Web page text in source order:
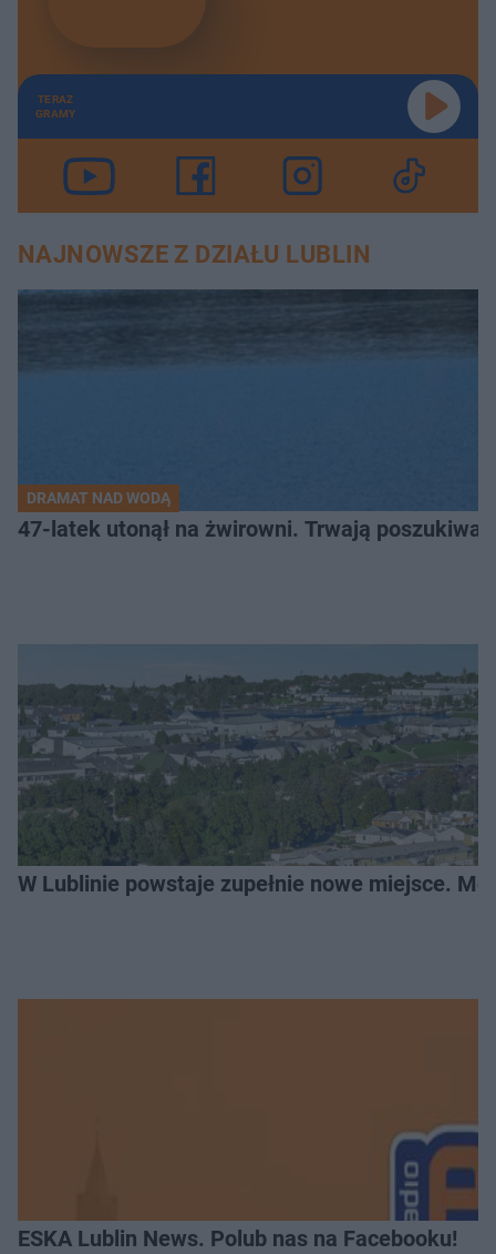
TERAZ
GRAMY
NAJNOWSZE Z DZIAŁU LUBLIN
DRAMAT NAD WODĄ
47-latek utonął na żwirowni. Trwają
W Lublinie powstaje zupełnie nowe miejsce.
ESKA Lublin News. Polub nas na Facebooku!